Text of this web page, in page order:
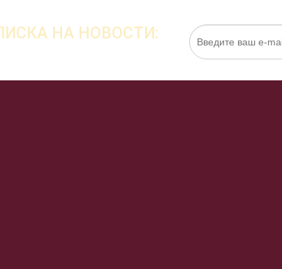
НА НОВОСТИ: